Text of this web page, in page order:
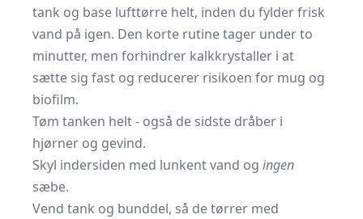
tank og base lufttørre helt, inden du fylder frisk
vand på igen. Den korte rutine tager under to
minutter, men forhindrer kalkkrystaller i at
sætte sig fast og reducerer risikoen for mug og
biofilm.
Tøm tanken helt - også de sidste dråber i
hjørner og gevind.
Skyl indersiden med lunkent vand og ingen
sæbe.
Vend tank og bunddel, så de tørrer med